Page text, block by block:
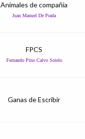
Animales de compañía
Juan Manuel De Prada
FPCS
Fernando Pino Calvo Sotelo
Ganas de Escribir